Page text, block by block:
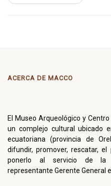
ACERCA DE MACCO
El Museo Arqueológico y
un complejo cultural ubicado
ecuatoriana (provincia de
difundir, promover, rescatar,
ponerlo al servicio de la
representante Gerente General